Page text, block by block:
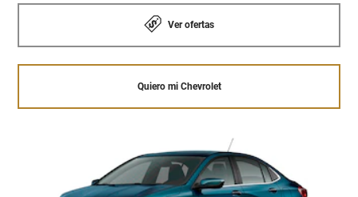
Quiero mi Sail
mucho más.
Quiero mi Sail
MOTOR 1.5L DE 4 CILINDROS
DIRECCIÓN ELECTRÓNICAMENTE ASISTIDA
Ver ofertas
Quiero mi Chevrolet